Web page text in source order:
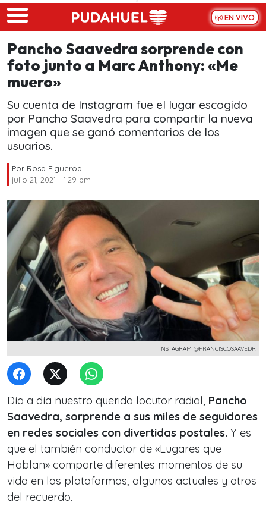
Skip to main content
EN VIVO
Pancho Saavedra sorprende con
foto junto a Marc Anthony: «Me
muero»
Su cuenta de Instagram fue el lugar escogido
por Pancho Saavedra para compartir la nueva
imagen que se ganó comentarios de los
usuarios.
Por Rosa Figueroa
julio 21, 2021 - 1:29 pm
INSTAGRAM @FRANCISCOSAAVEDR
Día a día nuestro querido locutor radial, Pancho
Saavedra, sorprende a sus miles de seguidores
en redes sociales con divertidas postales. Y es
que el también conductor de «Lugares que
Hablan» comparte diferentes momentos de su
vida en las plataformas, algunos actuales y otros
del recuerdo.